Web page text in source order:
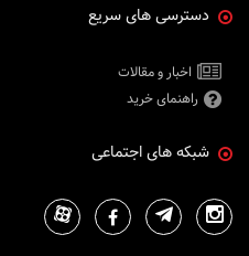
دسترسی های سریع
اخبار و مقالات
راهنمای خرید
شبکه های اجتماعی